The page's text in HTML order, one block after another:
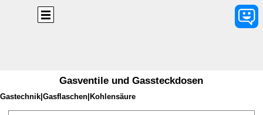
Direkt zum Seiteninhalt
Gasventile und Gassteckdosen
Gastechnik|Gasflaschen|Kohlensäure